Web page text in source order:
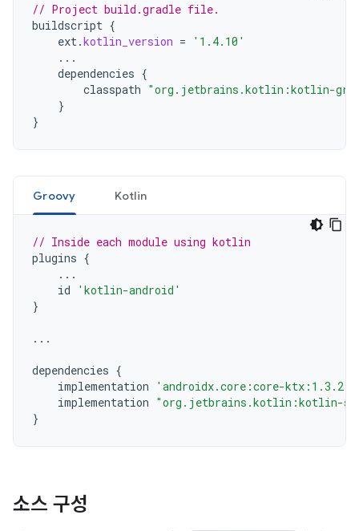
// Project build.gradle file.
buildscript {
ext.kotlin_version =
'1.4.10'
...
dependencies {
classpath "org.jetbrains.kotlin:kotlin-
}
}
Groovy Kotlin
// Inside each module using kotlin
plugins {
...
id
'kotlin-android'
}
...
dependencies {
implementation
'androidx.core:core-ktx:1.3.2'
implementation "org.jetbrains.kotlin:kotlin-
}
소스 구성